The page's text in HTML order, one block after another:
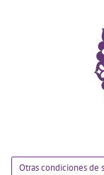
Otras condiciones de